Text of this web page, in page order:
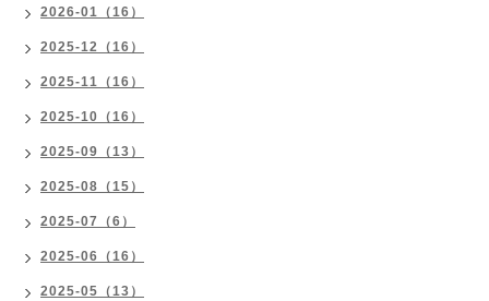
2026-01（16）
2025-12（16）
2025-11（16）
2025-10（16）
2025-09（13）
2025-08（15）
2025-07（6）
2025-06（16）
2025-05（13）